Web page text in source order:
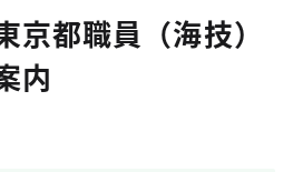
都職員（海技）
内